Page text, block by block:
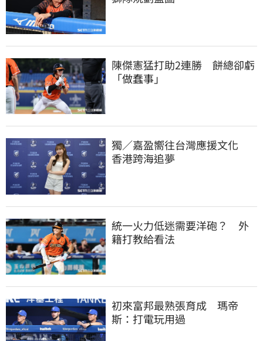
陳傑憲猛打助2連勝　餅總卻虧
「做蠢事」
獨／嘉盈嚮往台灣應援文化
香港跨海追夢
統一火力低迷需要洋砲？　外
籍打教給看法
初來富邦最熟張育成　瑪帝
斯：打電玩用過